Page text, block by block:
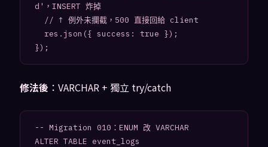
d'，INSERT 炸掉
修法後 ：VARCHAR + 獨立 try/catch
-- Migration 010：ENUM 改 VARCHAR
ALTER TABLE event_logs